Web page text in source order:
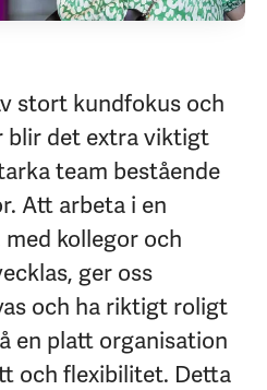
stort kundfokus och
blir det extra viktigt
team bestående
Att arbeta i en
kollegor och
ger oss
och ha riktigt roligt
en platt organisation
och flexibilitet. Detta